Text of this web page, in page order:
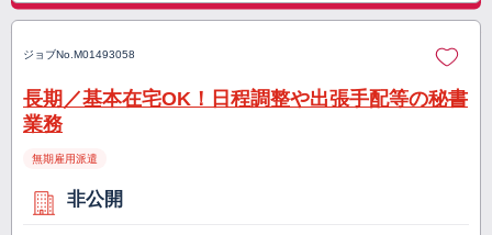
ジョブNo. M01493058
長期／基本在宅OK！日程調整や出張手配等の秘書
業務
無期雇用派遣
非公開